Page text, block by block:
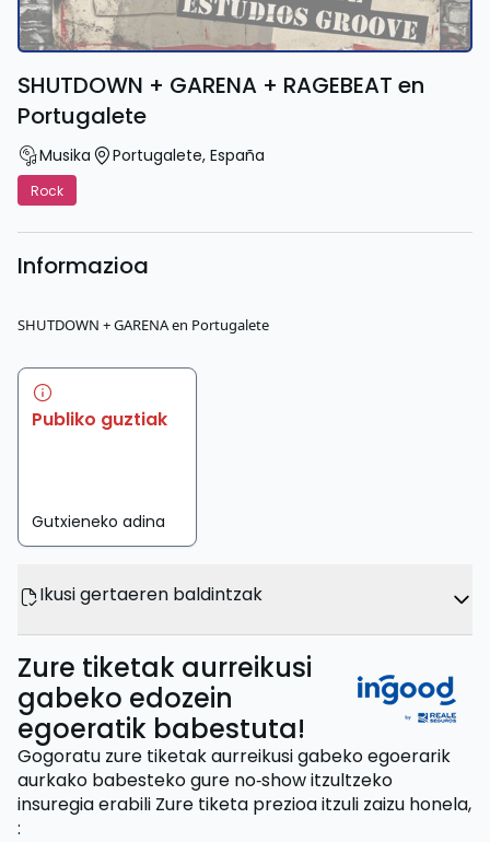
SHUTDOWN + GARENA + RAGEBEAT en
Portugalete
Musika Portugalete, España
Rock
Informazioa
SHUTDOWN + GARENA en Portugalete
Publiko guztiak
Gutxieneko adina
Ikusi gertaeren baldintzak
Zure tiketak aurreikusi
gabeko edozein
egoeratik babestuta!
Gogoratu zure tiketak aurreikusi gabeko egoerarik
aurkako babesteko gure no‑show itzultzeko
insuregia erabili Zure tiketa prezioa itzuli zaizu honela,
: